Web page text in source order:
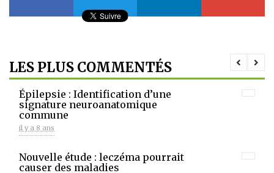
LES PLUS COMMENTÉS
Épilepsie : Identification d’une
signature neuroanatomique
commune
il y a 8 ans
Nouvelle étude : leczéma pourrait
causer des maladies